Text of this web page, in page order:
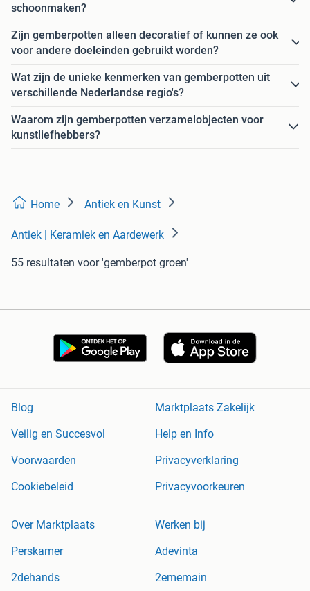
schoonmaken?
Zijn gemberpotten alleen decoratief of kunnen ze ook
voor andere doeleinden gebruikt worden?
Wat zijn de unieke kenmerken van gemberpotten uit
verschillende Nederlandse regio's?
Waarom zijn gemberpotten verzamelobjecten voor
kunstliefhebbers?
Home Antiek en Kunst
Antiek | Keramiek en Aardewerk
55 resultaten voor 'gemberpot groen'
Blog
Marktplaats Zakelijk
Veilig en Succesvol
Help en Info
Voorwaarden
Privacyverklaring
Cookiebeleid
Privacyvoorkeuren
Over Marktplaats
Werken bij
Perskamer
Adevinta
2dehands
2ememain